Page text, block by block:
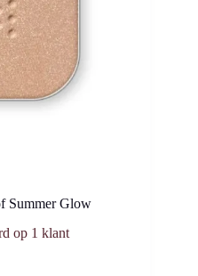
Summer Glow
op 1 klant